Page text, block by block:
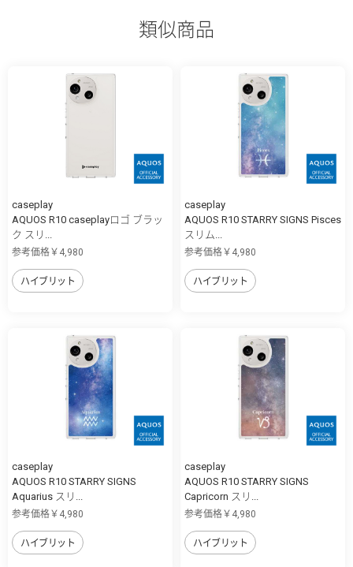
類似商品
caseplay
AQUOS R10 caseplayロゴ ブラッ
ク スリ...
参考価格￥4,980
ハイブリット
caseplay
AQUOS R10 STARRY SIGNS Pisces
スリム...
参考価格￥4,980
ハイブリット
caseplay
AQUOS R10 STARRY SIGNS
Aquarius スリ...
参考価格￥4,980
ハイブリット
caseplay
AQUOS R10 STARRY SIGNS
Capricorn スリ...
参考価格￥4,980
ハイブリット